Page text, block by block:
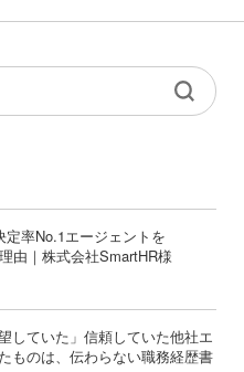
定率No.1エージェントを
由｜株式会社SmartHR様
していた」信頼していた他社エ
ものは、伝わらない職務経歴書